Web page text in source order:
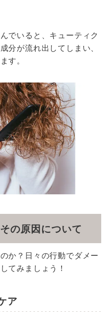
でいると、キューティク
分が流れ出してしまい、
す。
の原因について
か？日々の行動でダメー
てみましょう！
ア